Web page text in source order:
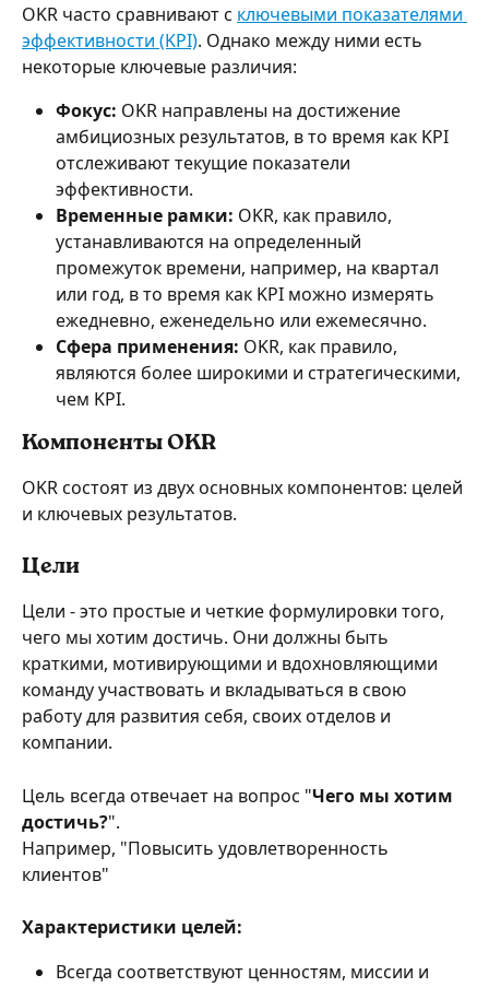
OKR часто сравнивают с ключевыми показателями
эффективности (KPI). Однако между ними есть
некоторые ключевые различия:
Фокус: OKR направлены на достижение
амбициозных результатов, в то время как KPI
отслеживают текущие показатели
эффективности.
Временные рамки: OKR, как правило,
устанавливаются на определенный
промежуток времени, например, на квартал
или год, в то время как KPI можно измерять
ежедневно, еженедельно или ежемесячно.
Сфера применения: OKR, как правило,
являются более широкими и стратегическими,
чем KPI.
Компоненты OKR
OKR состоят из двух основных компонентов: целей
и ключевых результатов.
Цели
Цели - это простые и четкие формулировки того,
чего мы хотим достичь. Они должны быть
краткими, мотивирующими и вдохновляющими
команду участвовать и вкладываться в свою
работу для развития себя, своих отделов и
компании.
Цель всегда отвечает на вопрос "Чего мы хотим
достичь?".
Например, "Повысить удовлетворенность
клиентов"
Характеристики целей:
Всегда соответствуют ценностям, миссии и